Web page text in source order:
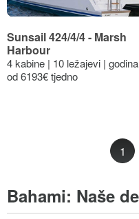
Sunsail 424/4/4 - Marsh
Harbour
4 kabine | 10 ležajevi |
od 6193€ tjedno
1
Bahami: Naše